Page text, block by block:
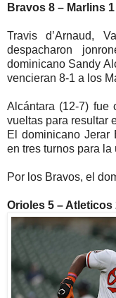
Bravos 8 – Marlins 1
Travis d’Arnaud,
despacharon
dominicano Sandy
vencieran 8-1 a los
Alcántara (12-7) fue
vueltas para resultar
El dominicano Jerar
en tres turnos para
Por los Bravos, el
Orioles 5 – Atleticos